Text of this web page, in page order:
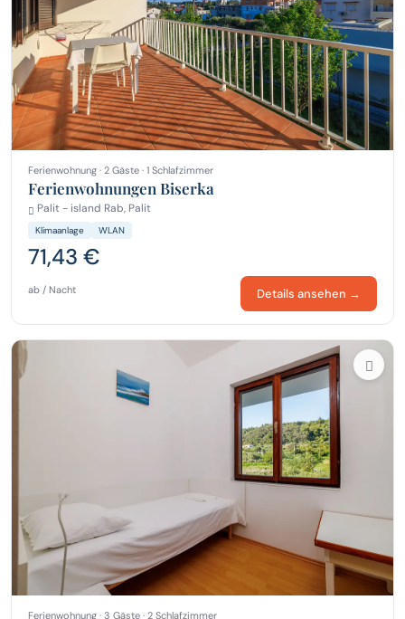
Ferienwohnung · 2 Gäste · 1 Schlafzimmer
Ferienwohnungen Biserka
Palit - island Rab, Palit
Klimaanlage WLAN
71,43 €
ab / Nacht Details ansehen →
Ferienwohnung · 3 Gäste · 2 Schlafzimmer